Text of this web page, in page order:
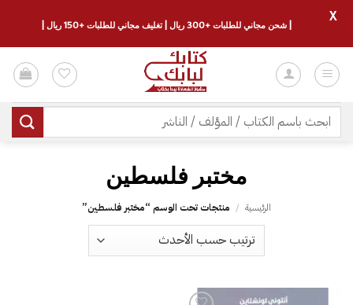
للمحتوى
البحث
عن:
مختبر فلسطين
الرئيسية / منتجات تحت الوسم “مختبر فلسطين”
| شحن مجاني للطلبات +300 ريال | تغليف مجاني للطلبات +150 ريال |
X